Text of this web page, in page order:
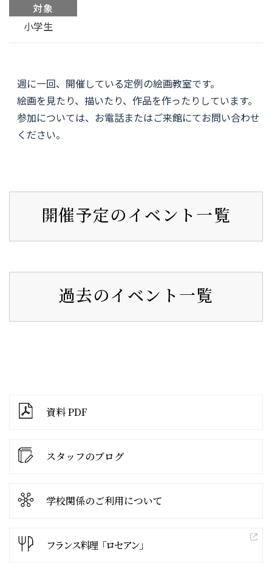
対象
小学生
週に一回、開催している定例の絵画教室です。
絵画を見たり、描いたり、作品を作ったりしています。
参加については、お電話またはご来館にてお問い合わせ
ください。
開催予定のイベント一覧
過去のイベント一覧
資料 PDF
スタッフのブログ
学校関係のご利用について
フランス料理「ロセアン」